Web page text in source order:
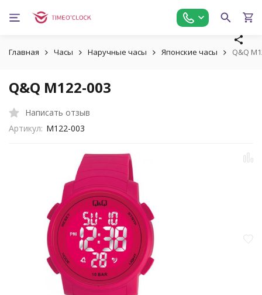
Главная Часы Наручные часы Японские часы Q&Q
Q&Q M122-003
Написать отзыв
Артикул: M122-003